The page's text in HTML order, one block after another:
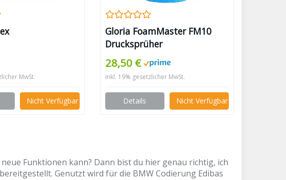
MwSt.
Nicht Verfügbar
Gloria FoamMaster FM10
Drucksprüher
Schaumsprühgerät
28,50 €
inkl. 19% gesetzlicher MwSt.
Details Nicht Verfügbar
Funktionen kann? Dann bist du hier genau richtig, ich
Genutzt wird für die BMW Codierung Edibas